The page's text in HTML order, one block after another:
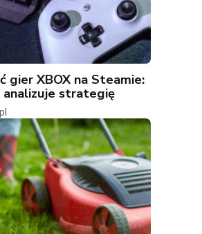
gier XBOX na Steamie:
strategię